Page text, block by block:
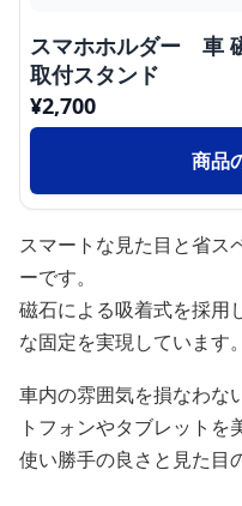
スマホホルダー 車
取付スタンド
¥2,700
商品
スマートな見た目と省ス
ーです。
磁石による吸着式を採用
な固定を実現しています。
車内の雰囲気を損なわな
トフォンやタブレットを
使い勝手の良さと見た目